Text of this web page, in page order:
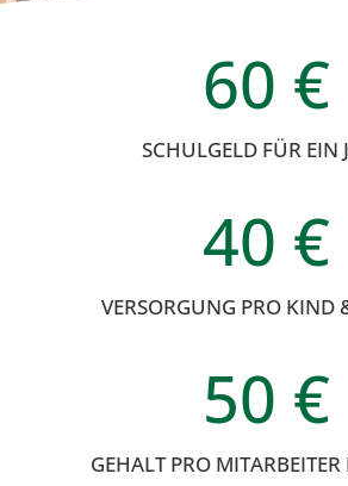
60
SCHULGELD FÜR EIN
40
VERSORGUNG PRO KIND
50
GEHALT PRO